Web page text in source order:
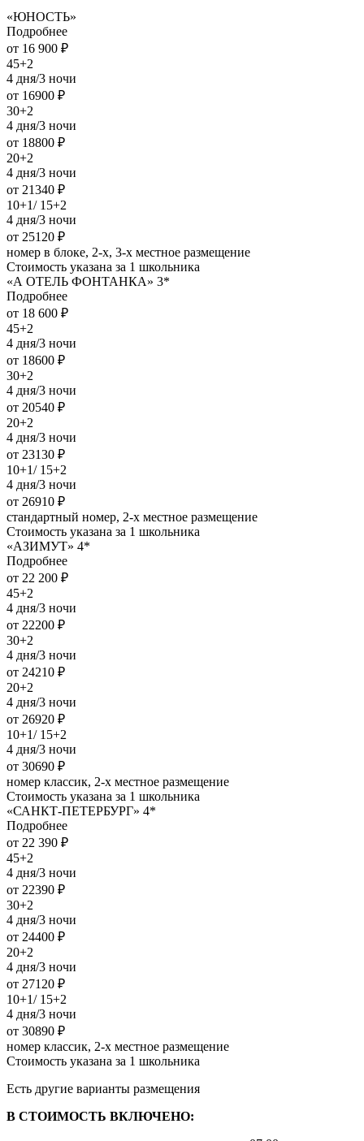
«ЮНОСТЬ»
Подробнее
от 16 900 ₽
45+2
4 дня/3 ночи
от 16900 ₽
30+2
4 дня/3 ночи
от 18800 ₽
20+2
4 дня/3 ночи
от 21340 ₽
10+1/ 15+2
4 дня/3 ночи
от 25120 ₽
номер в блоке, 2-х, 3-х местное размещение
Стоимость указана за 1 школьника
«А ОТЕЛЬ ФОНТАНКА» 3*
Подробнее
от 18 600 ₽
45+2
4 дня/3 ночи
от 18600 ₽
30+2
4 дня/3 ночи
от 20540 ₽
20+2
4 дня/3 ночи
от 23130 ₽
10+1/ 15+2
4 дня/3 ночи
от 26910 ₽
стандартный номер, 2-х местное размещение
Стоимость указана за 1 школьника
«АЗИМУТ» 4*
Подробнее
от 22 200 ₽
45+2
4 дня/3 ночи
от 22200 ₽
30+2
4 дня/3 ночи
от 24210 ₽
20+2
4 дня/3 ночи
от 26920 ₽
10+1/ 15+2
4 дня/3 ночи
от 30690 ₽
номер классик, 2-х местное размещение
Стоимость указана за 1 школьника
«САНКТ-ПЕТЕРБУРГ» 4*
Подробнее
от 22 390 ₽
45+2
4 дня/3 ночи
от 22390 ₽
30+2
4 дня/3 ночи
от 24400 ₽
20+2
4 дня/3 ночи
от 27120 ₽
10+1/ 15+2
4 дня/3 ночи
от 30890 ₽
номер классик, 2-х местное размещение
Стоимость указана за 1 школьника
Есть другие варианты размещения
В СТОИМОСТЬ ВКЛЮЧЕНО: